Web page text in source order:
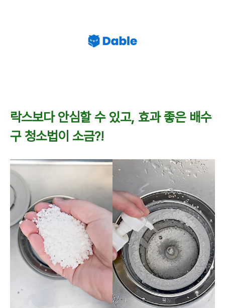
락스보다 안심할 수 있고, 효과 좋은 배수
구 청소법이 소금?!